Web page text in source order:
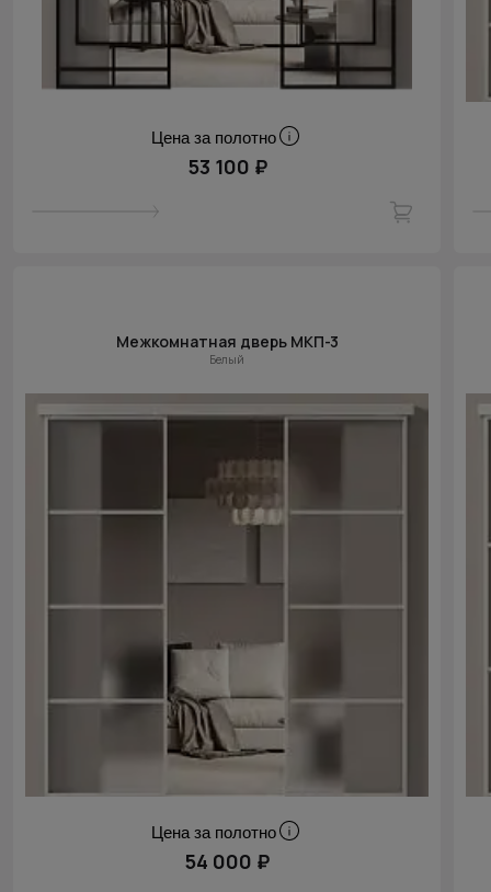
Цена за полотно
53 100 ₽
Межкомнатная дверь МКП-3
Белый
Цена за полотно
54 000 ₽